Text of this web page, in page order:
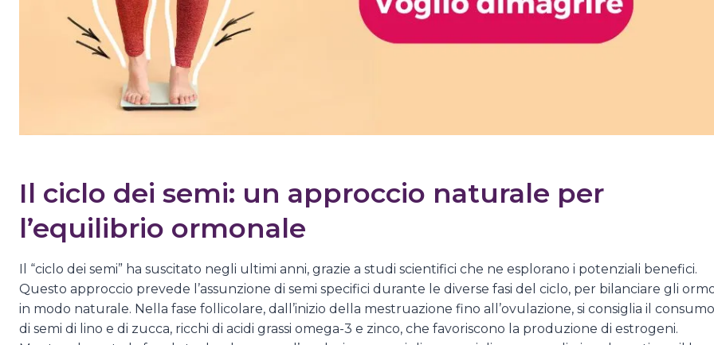
Il ciclo dei semi: un approccio naturale per
l’equilibrio ormonale
Il “ciclo dei semi” ha suscitato negli ultimi anni, grazie a studi scientifici che ne esplorano i potenziali benefici.
Questo approccio prevede l’assunzione di semi specifici durante le diverse fasi del ciclo, per bilanciare gli
in modo naturale. Nella fase follicolare, dall’inizio della mestruazione fino all’ovulazione, si consiglia il consumo
di semi di lino e di zucca, ricchi di acidi grassi omega-3 e zinco, che favoriscono la produzione di estrogeni.